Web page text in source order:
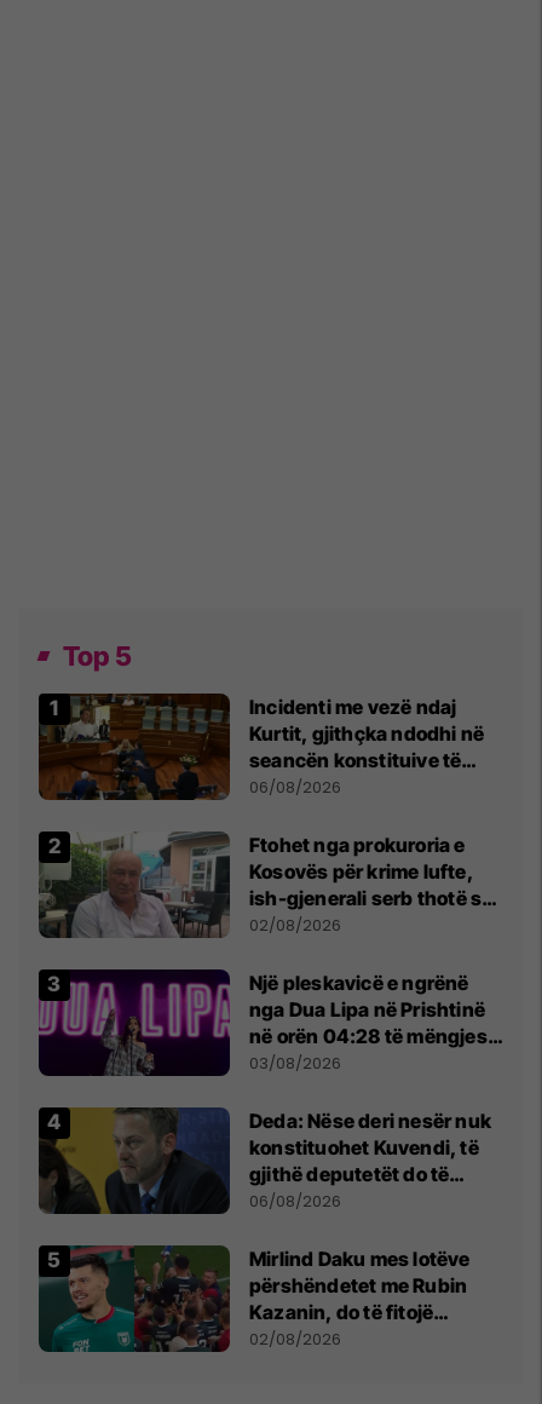
Top 5
Incidenti me vezë ndaj
Kurtit, gjithçka ndodhi në
seancën konstituive të
Kuvendit
06/08/2026
Ftohet nga prokuroria e
Kosovës për krime lufte,
ish-gjenerali serb thotë se
dikush e tradhtoi në
02/08/2026
Një pleskavicë e ngrënë
nga Dua Lipa në Prishtinë
në orën 04:28 të mëngjesit
- dhe bota digjitale serbe
03/08/2026
Deda: Nëse deri nesër nuk
konstituohet Kuvendi, të
gjithë deputetët do të
bëjnë shkelje të rëndë
06/08/2026
Mirlind Daku mes lotëve
përshëndetet me Rubin
Kazanin, do të fitojë
miliona te Spartak Moska
02/08/2026